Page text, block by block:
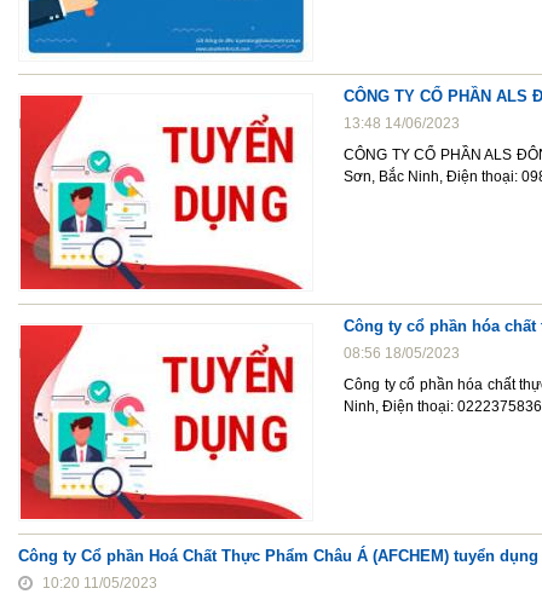
CÔNG TY CỔ PHẦN ALS
13:48 14/06/2023
CÔNG TY CỔ PHẦN ALS
Sơn, Bắc Ninh, Điện thoại:
Công ty cổ phần hóa
08:56 18/05/2023
Công ty cổ phần hóa chất
Ninh, Điện thoại:
Công ty Cổ phần Hoá Chất Thực Phẩm Châu Á (AFCHEM) tuyển dụng
10:20 11/05/2023